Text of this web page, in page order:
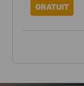
GRATUIT